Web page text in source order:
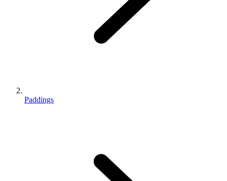
Paddings